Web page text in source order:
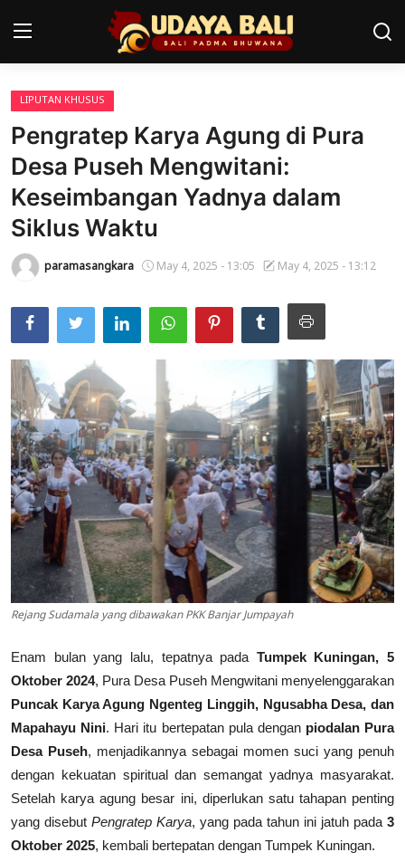
Home
Pura
Desa Adat
Tradisi
Kearifan lokal
Alam Bali
Kisah
Usadha
Indonesia
LIPUTAN KHUSUS
Pengratep Karya Agung di Pura
Desa Puseh Mengwitani:
Keseimbangan Yadnya dalam
Siklus Waktu
paramasangkara May 4, 2025 - 13:05 May 4, 2025 - 13:12
Rejang Sudamala yang dibawakan PKK Banjar Jumpayah
Enam bulan yang lalu, tepatnya pada Tumpek Kuningan, 5
Oktober 2024, Pura Desa Puseh Mengwitani menyelenggarakan
Puncak Karya Agung Ngenteg Linggih, Ngusabha Desa, dan
Mapahayu Nini. Hari itu bertepatan pula dengan piodalan Pura
Desa Puseh, menjadikannya sebagai momen suci yang penuh
dengan kekuatan spiritual dan semangat yadnya masyarakat.
Setelah karya agung besar ini, diperlukan satu tahapan penting
yang disebut Pengratep Karya, yang pada tahun ini jatuh pada 3
Oktober 2025, kembali bertepatan dengan Tumpek Kuningan.